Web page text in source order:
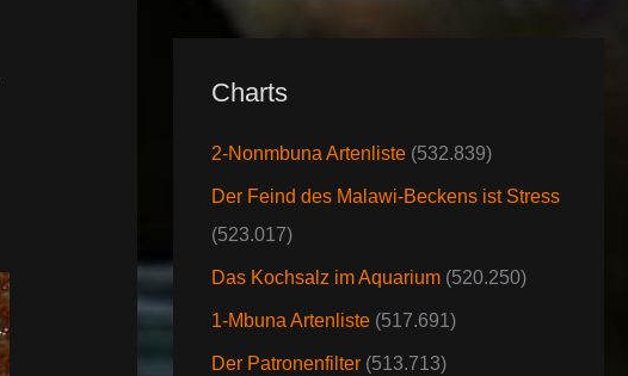
Charts
2-Nonmbuna Artenliste (532.839)
Der Feind des Malawi-Beckens ist Stress
(523.017)
Das Kochsalz im Aquarium (520.250)
1-Mbuna Artenliste (517.691)
Der Patronenfilter (513.713)